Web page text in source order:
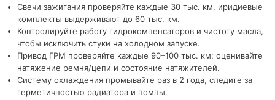
Свечи зажигания проверяйте каждые 30 тыс. км, иридиевые
комплекты выдерживают до 60 тыс. км.
Контролируйте работу гидрокомпенсаторов и чистоту масла,
чтобы исключить стуки на холодном запуске.
Привод ГРМ проверяйте каждые 90–100 тыс. км: оценивайте
натяжение ремня/цепи и состояние натяжителей.
Систему охлаждения промывайте раз в 2 года, следите за
герметичностью радиатора и помпы.